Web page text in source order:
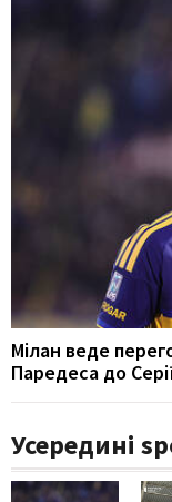
Мілан веде
Паредеса до
Усередині